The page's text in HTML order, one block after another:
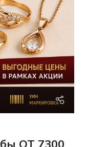
ОТ 7300